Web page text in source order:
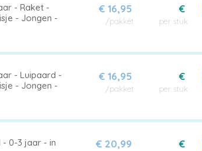
- Raket -
- Jongen -
€ 16,95
/pakket
€
per stuk
- Luipaard -
- Jongen -
€ 16,95
/pakket
€
per stuk
- 0-3 jaar - in
€ 20,99 €